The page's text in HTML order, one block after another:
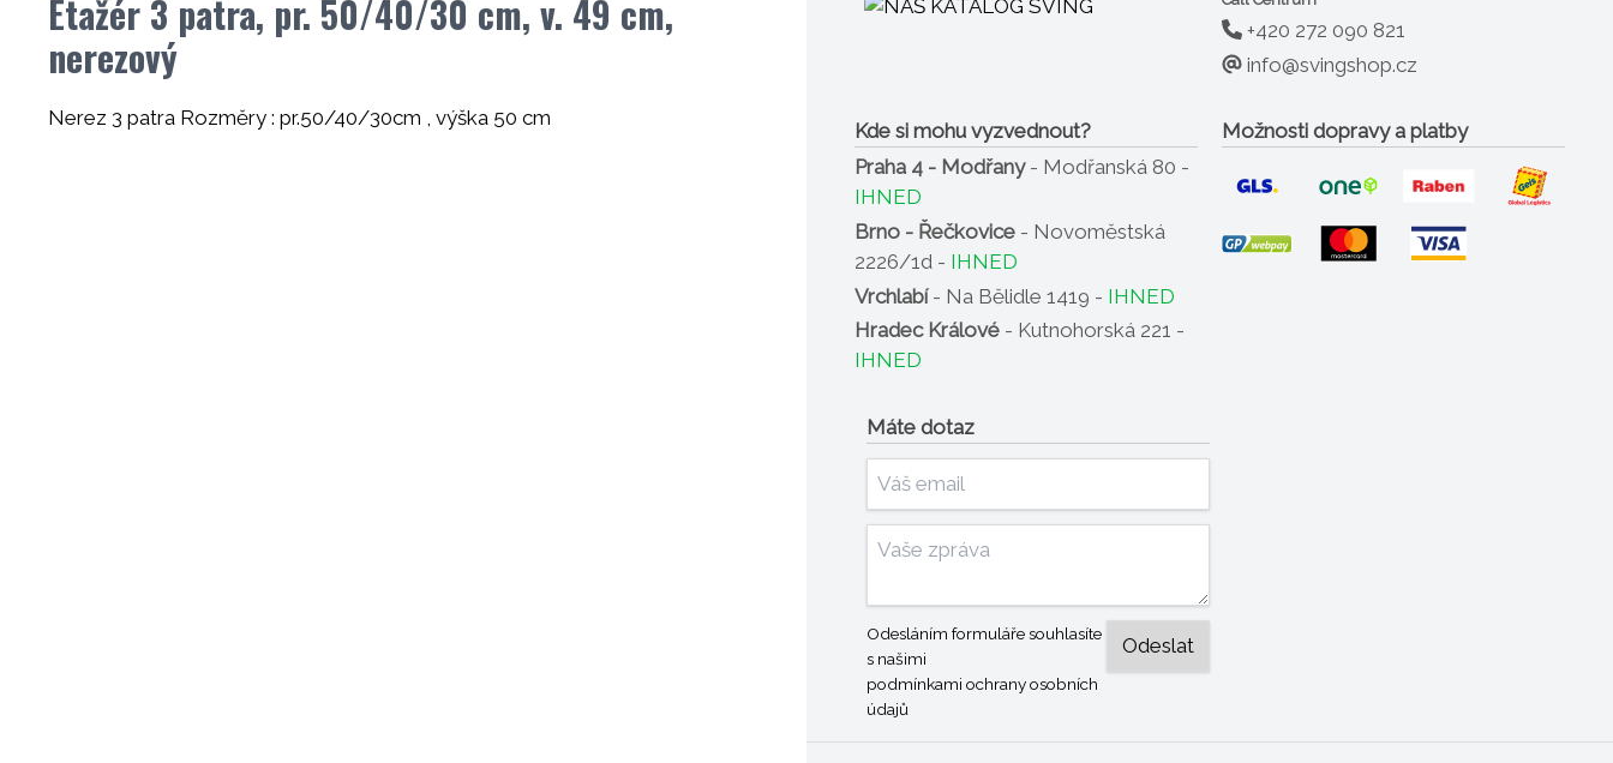
Etažér 3 patra, pr. 50/40/30 cm, v. 49 cm,
nerezový
Nerez 3 patra Rozměry : pr.50/40/30cm , výška 50 cm
+420 272 090 821
info@svingshop.cz
Kde si mohu vyzvednout?
Praha 4 - Modřany- Modřanská 80 -
IHNED
Brno - Řečkovice - Novoměstská
2226/1d - IHNED
Vrchlabí- Na Bělidle 1419 - IHNED
Hradec Králové - Kutnohorská 221 -
IHNED
Možnosti dopravy a platby
Máte dotaz
Odesláním formuláře souhlasíte
s našimi
podmínkami ochrany osobních
údajů